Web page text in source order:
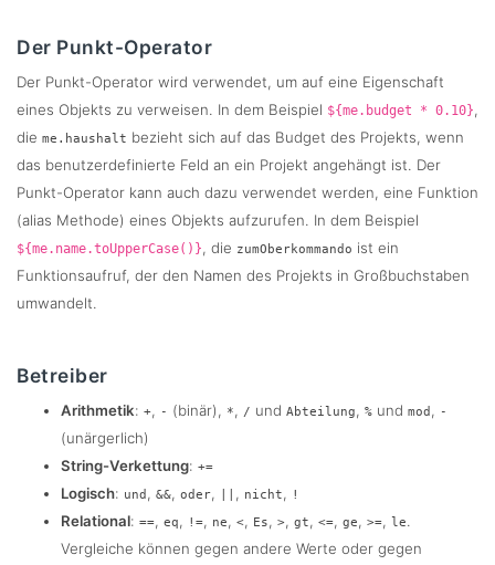
Der Punkt-Operator
Der Punkt-Operator wird verwendet, um auf eine Eigenschaft
eines Objekts zu verweisen. In dem Beispiel ${me.budget * 0.10},
die me.haushalt bezieht sich auf das Budget des Projekts, wenn
das benutzerdefinierte Feld an ein Projekt angehängt ist. Der
Punkt-Operator kann auch dazu verwendet werden, eine Funktion
(alias Methode) eines Objekts aufzurufen. In dem Beispiel
${me.name.toUpperCase()}, die zumOberkommando ist ein
Funktionsaufruf, der den Namen des Projekts in Großbuchstaben
umwandelt.
Betreiber
Arithmetik: +, - (binär), *, / und Abteilung, % und mod , -
(unärgerlich)
String-Verkettung: +=
Logisch: und , &&, oder, , nicht, !
Relational: ==, eq, !=, ne, <, Es, >, gt, <=, ge, >=, le.
Vergleiche können gegen andere Werte oder gegen